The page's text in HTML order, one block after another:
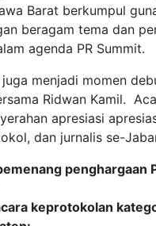
Barat berkumpul
beragam tema dan
agenda PR Summit.
juga menjadi momen
Ridwan Kamil.
apresiasi
dan jurnalis se-
penghargaan
keprotokolan